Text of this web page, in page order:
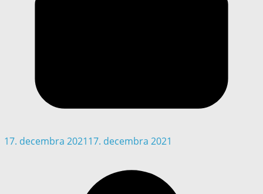
17. decembra 202117. decembra 2021